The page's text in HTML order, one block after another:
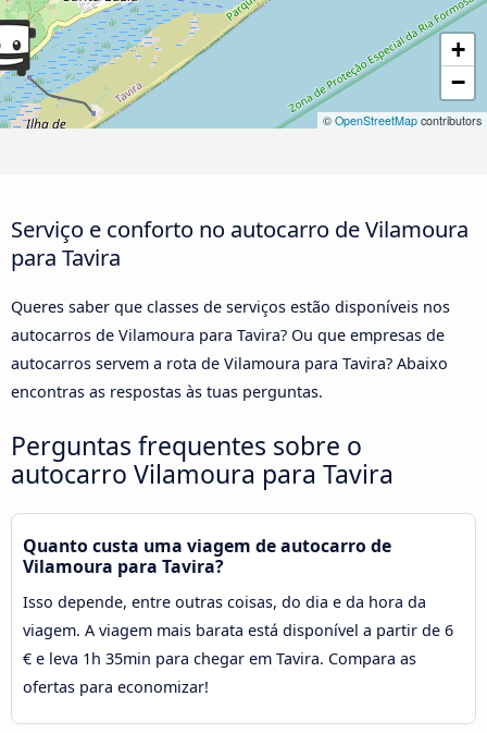
+
−
© OpenStreetMap contributors
Serviço e conforto no autocarro de Vilamoura
para Tavira
Queres saber que classes de serviços estão disponíveis nos
autocarros de Vilamoura para Tavira? Ou que empresas de
autocarros servem a rota de Vilamoura para Tavira? Abaixo
encontras as respostas às tuas perguntas.
Perguntas frequentes sobre o
autocarro Vilamoura para Tavira
Quanto custa uma viagem de autocarro de
Vilamoura para Tavira?
Isso depende, entre outras coisas, do dia e da hora da
viagem. A viagem mais barata está disponível a partir de 6
€ e leva 1h 35min para chegar em Tavira. Compara as
ofertas para economizar!